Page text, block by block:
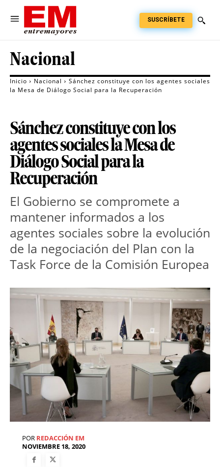
SUSCRÍBETE
Nacional
Inicio Nacional
Sánchez constituye con los agentes sociales
la Mesa de Diálogo Social para la Recuperación
Sánchez constituye con los
agentes sociales la Mesa de
Diálogo Social para la
Recuperación
El Gobierno se compromete a
mantener informados a los
agentes sociales sobre la evolución
de la negociación del Plan con la
Task Force de la Comisión Europea
POR REDACCIÓN EM
NOVIEMBRE 18, 2020